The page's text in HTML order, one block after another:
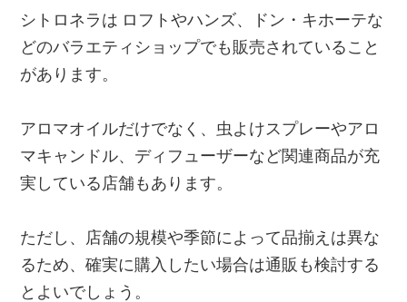
シトロネラは ロフトやハンズ、ドン・キホーテな
どのバラエティショップでも販売されていること
があります。
アロマオイルだけでなく、虫よけスプレーやアロ
マキャンドル、ディフューザーなど関連商品が充
実している店舗もあります。
ただし、店舗の規模や季節によって品揃えは異な
るため、確実に購入したい場合は通販も検討する
とよいでしょう。